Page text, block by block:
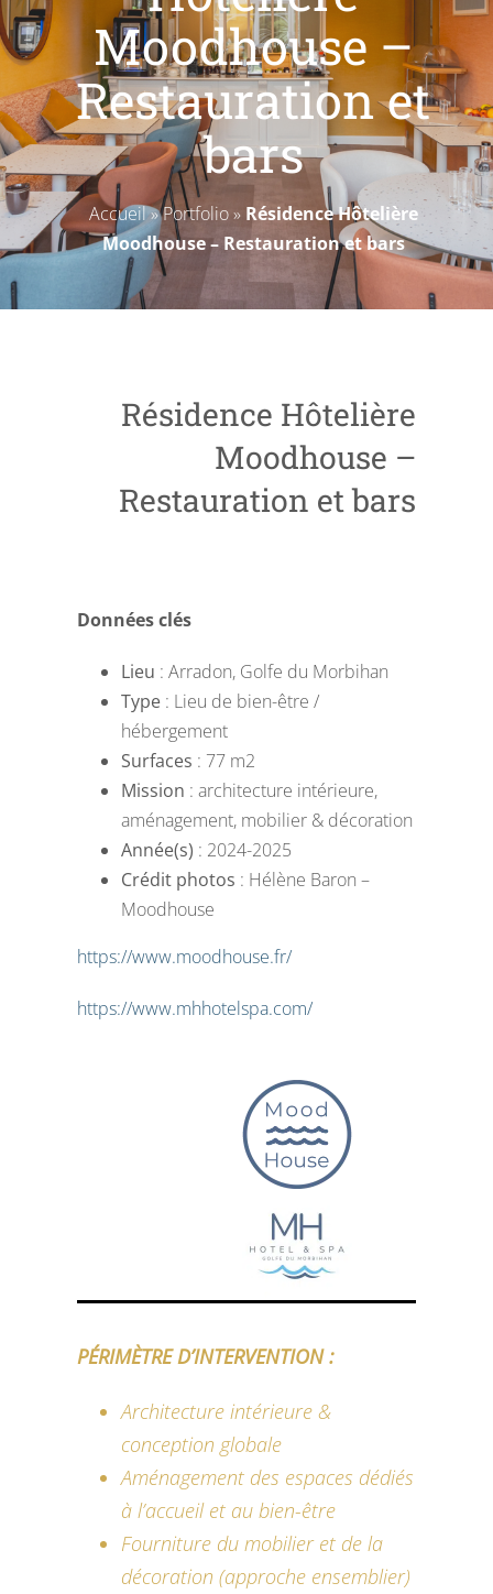
Livres blancsMoodhouse –
Restauration et
bars
Accueil»Portfolio» Résidence Hôtelière
Moodhouse – Restauration et bars
Résidence Hôtelière
Moodhouse –
Restauration et bars
Données clés
Lieu : Arradon, Golfe du Morbihan
Type: Lieu de bien-être /
hébergement
Surfaces : 77 m2
Mission : architecture intérieure,
aménagement, mobilier & décoration
Année(s) : 2024-2025
Crédit photos : Hélène Baron –
Moodhouse
https://www.moodhouse.fr/
https://www.mhhotelspa.com/
PÉRIMÈTRE D’INTERVENTION :
Architecture intérieure &
conception globale
Aménagement des espaces dédiés
à l’accueil et au bien-être
Fourniture du mobilier et de la
décoration (approche ensemblier)